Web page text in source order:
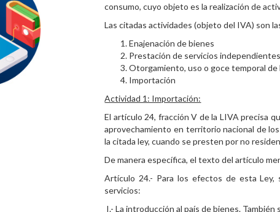
consumo, cuyo objeto es la realización de
Las citadas actividades (objeto del IVA) son
Enajenación de bienes
Prestación de servicios independientes
Otorgamiento, uso o goce temporal de
Importación
Actividad 1: Importación:
El artículo 24, fracción V de la LIVA precisa
aprovechamiento en territorio nacional de
la citada ley, cuando se presten por no
De manera específica, el texto del artículo
Artículo 24.- Para los efectos de esta
servicios:
I.- La introducción al país de bienes.